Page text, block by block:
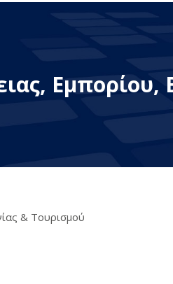
Εμπορίου,
& Τουρισμού